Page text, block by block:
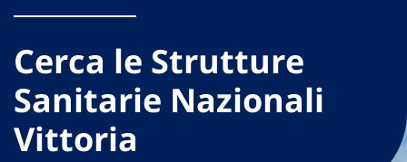
Cerca le Strutture
Sanitarie Nazionali
Vittoria